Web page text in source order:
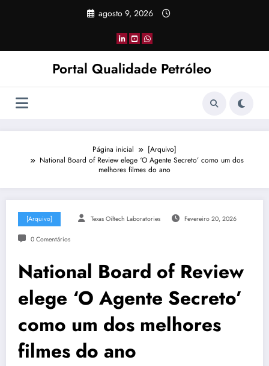
agosto 9, 2026
Portal Qualidade Petróleo
Página inicial
[Arquivo]
National Board of Review elege ‘O Agente Secreto’ como um dos
melhores filmes do ano
[Arquivo] Texas Oiltech Laboratories Fevereiro 20, 2026
0 Comentários
National Board of Review
elege ‘O Agente Secreto’
como um dos melhores
filmes do ano